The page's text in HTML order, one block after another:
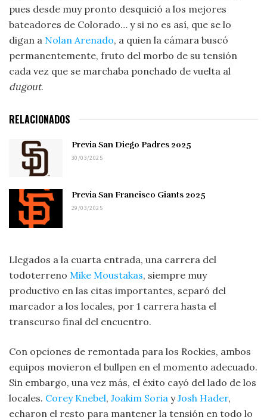
pues desde muy pronto desquició a los mejores
bateadores de Colorado… y si no es así, que se lo
digan a Nolan Arenado, a quien la cámara buscó
permanentemente, fruto del morbo de su tensión
cada vez que se marchaba ponchado de vuelta al
dugout.
RELACIONADOS
Previa San Diego Padres 2025
30/03/2025
Previa San Francisco Giants 2025
29/03/2025
Llegados a la cuarta entrada, una carrera del
todoterreno Mike Moustakas, siempre muy
productivo en las citas importantes, separó del
marcador a los locales, por 1 carrera hasta el
transcurso final del encuentro.
Con opciones de remontada para los Rockies, ambos
equipos movieron el bullpen en el momento adecuado.
Sin embargo, una vez más, el éxito cayó del lado de los
locales. Corey Knebel, Joakim Soria yJosh Hader,
echaron el resto para mantener la tensión en todo lo